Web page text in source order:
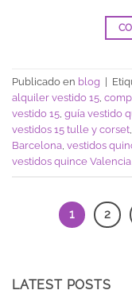
Publicado en blog
alquiler vestido 15
vestido 15 guía vestido
vestidos 15 tulle y corset
Barcelona vestidos
vestidos quince Valencia
1 2
LATEST POSTS